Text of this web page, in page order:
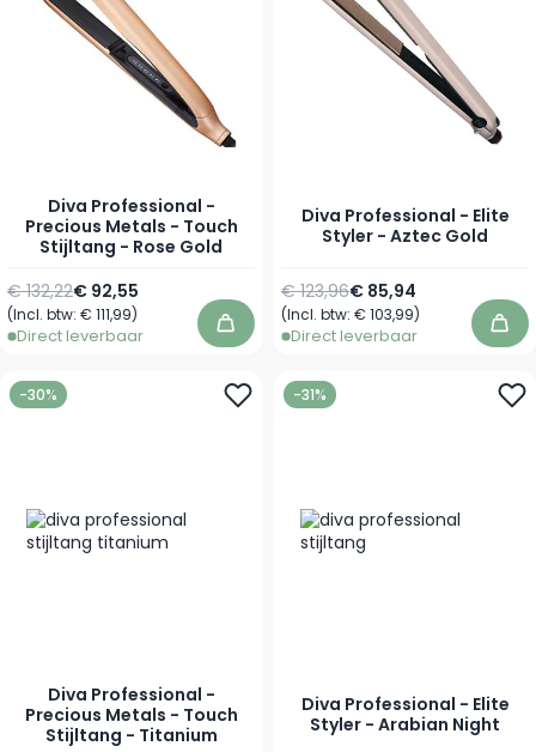
Diva Professional -
Precious Metals - Touch
Stijltang - Rose Gold
Speciale prijs
€ 92,55
Normale prijs
€ 132,22
(Incl. btw: € 111,99)
Direct leverbaar In winkelwagen
Diva Professional - Elite
Styler - Aztec Gold
Speciale prijs
€ 85,94
Normale prijs
€ 123,96
(Incl. btw: € 103,99)
Direct leverbaar In
-30%
Diva Professional -
Precious Metals - Touch
Stijltang - Titanium
-31%
Diva Professional - Elite
Styler - Arabian Night